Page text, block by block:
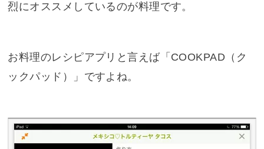
烈にオススメしているのが料理です。
お料理のレシピアプリと言えば「COOKPAD（ク
ックパッド）」ですよね。